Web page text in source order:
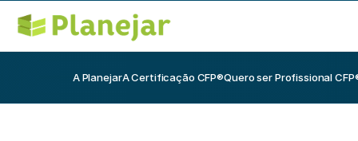
A PlanejarA Certificação CFP®Quero ser Profissional